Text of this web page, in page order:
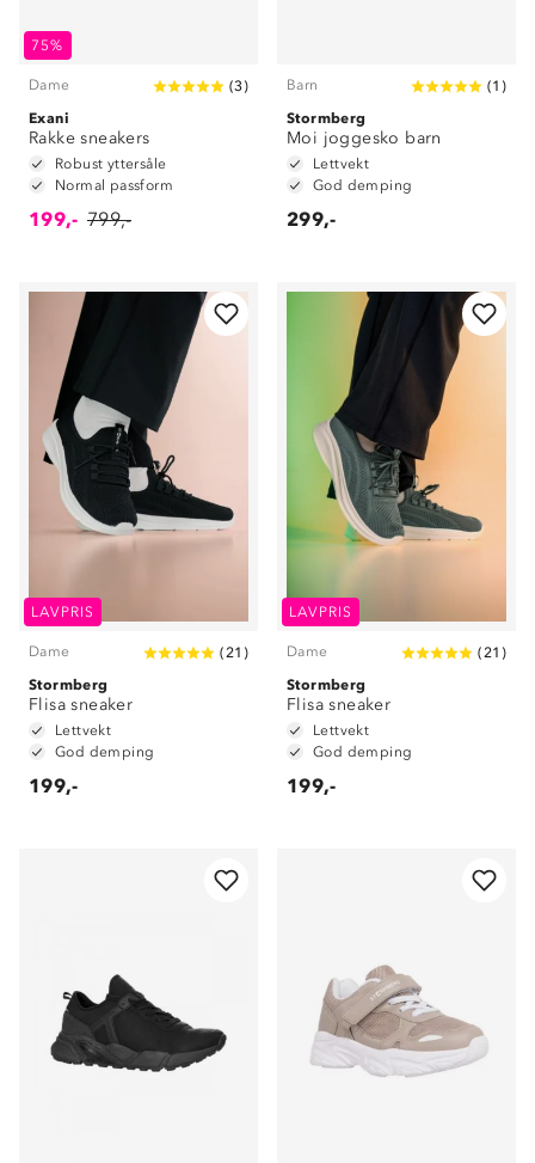
75%
Dame (3)
Exani
Rakke sneakers
Robust yttersåle
Normal passform
199,- 799,-
Barn (1 )
Stormberg
Moi joggesko barn
Lettvekt
God demping
299,-
LAVPRIS
Dame (21 )
Stormberg
Flisa sneaker
Lettvekt
God demping
199,-
LAVPRIS
Dame (21 )
Stormberg
Flisa sneaker
Lettvekt
God demping
199,-